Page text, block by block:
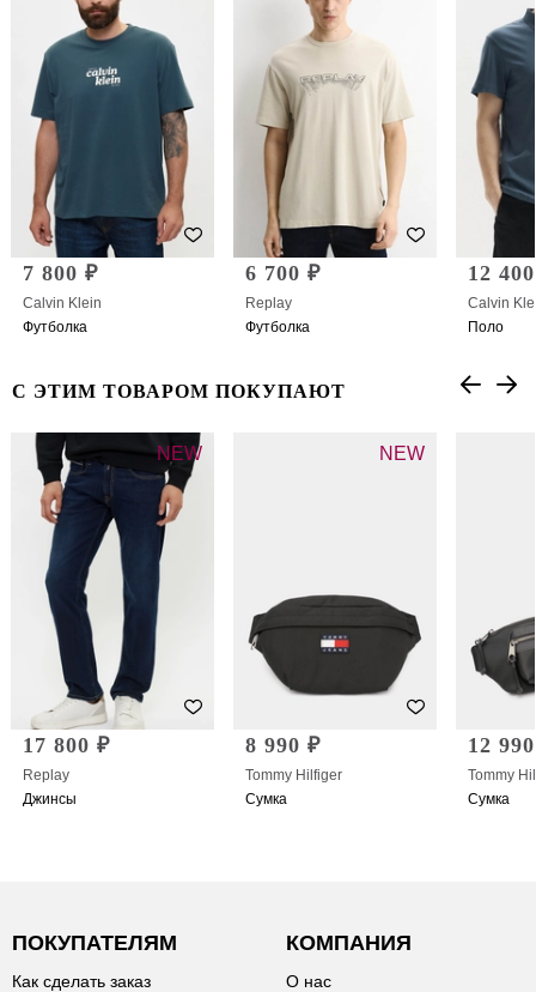
7 800 ₽
Calvin Klein
Футболка
6 700 ₽
Replay
Футболка
12
Calvin
Поло
С ЭТИМ ТОВАРОМ ПОКУПАЮТ
NEW
17 800 ₽
Replay
Джинсы
NEW
8 990 ₽
Tommy Hilfiger
Сумка
12
Tommy
Сумка
ПОКУПАТЕЛЯМ
Как сделать заказ
КОМПАНИЯ
О нас